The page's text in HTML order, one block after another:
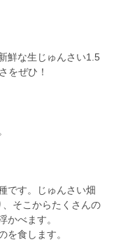
鮮な生じゅんさい1.5
をぜひ！
です。じゅんさい畑
そこからたくさんの
かべます。
を食します。